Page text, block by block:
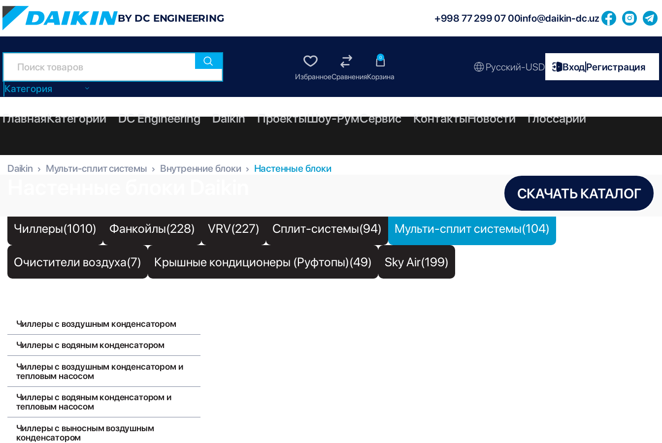
BY DC ENGINEERING +998 77 299 07 00info@daikin-dc.uz
Категория
0
Русский-USD ВходРегистрация
ГлавнаяКатегории DC Engineering Daikin ПроектыШоу-РумСервис КонтактыНовости Глоссарий
Daikin Мульти-сплит системы Внутренние блоки Настенные блоки
СКАЧАТЬ КАТАЛОГ
Чиллеры(1010) Фанкойлы(228) VRV(227) Сплит-системы(94) Мульти-сплит системы(104)
Очистители воздуха(7) Крышные кондиционеры (Руфтопы)(49) Sky Air(199)
Чиллеры с воздушным конденсатором
Чиллеры с водяным конденсатором
Чиллеры с воздушным конденсатором и
тепловым насосом
Чиллеры с водяным конденсатором и
тепловым насосом
Чиллеры с выносным воздушным
конденсатором